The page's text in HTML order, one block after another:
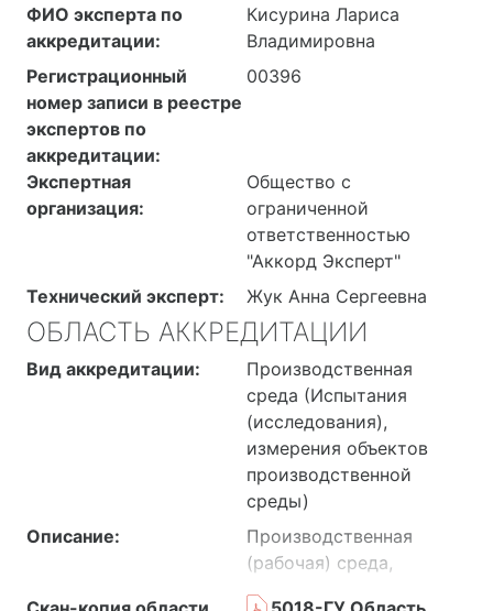
ФИО эксперта по
аккредитации:
Кисурина Лариса
Владимировна
Регистрационный
номер записи в реестре
экспертов по
аккредитации:
00396
Экспертная
организация:
Общество с
ограниченной
ответственностью
"Аккорд Эксперт"
Технический эксперт:
Жук Анна Сергеевна
ОБЛАСТЬ АККРЕДИТАЦИИ
Вид аккредитации:
Производственная
среда (Испытания
(исследования),
измерения объектов
производственной
среды)
Описание:
Производственная
(рабочая) среда,